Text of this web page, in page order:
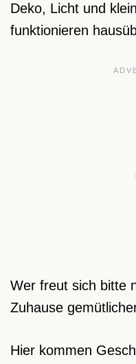
Deko, Licht und
funktionieren
Wer freut sich bitte
Zuhause
Hier kommen